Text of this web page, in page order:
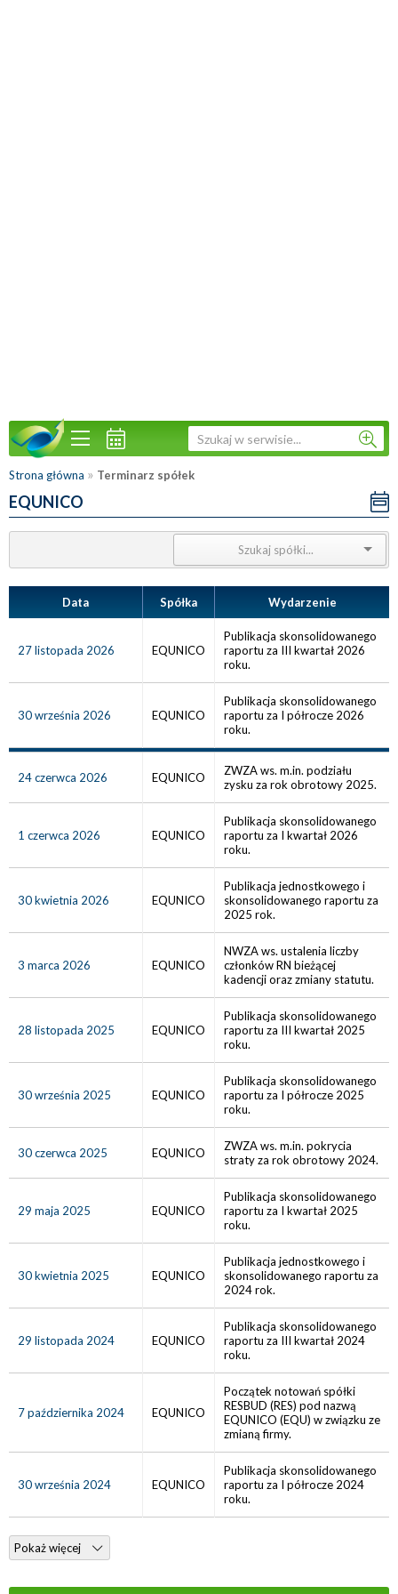
Strona główna » Terminarz spółek
EQUNICO
Data Spółka Wydarzenie
27 listopada 2026 EQUNICO
Publikacja skonsolidowanego
raportu za III kwartał 2026
roku.
30 września 2026 EQUNICO
Publikacja skonsolidowanego
raportu za I półrocze 2026
roku.
24 czerwca 2026 EQUNICO
ZWZA ws. m.in. podziału
zysku za rok obrotowy 2025.
1 czerwca 2026 EQUNICO
Publikacja skonsolidowanego
raportu za I kwartał 2026
roku.
30 kwietnia 2026 EQUNICO
Publikacja jednostkowego i
skonsolidowanego raportu za
2025 rok.
3 marca 2026 EQUNICO
NWZA ws. ustalenia liczby
członków RN bieżącej
kadencji oraz zmiany statutu.
28 listopada 2025 EQUNICO
Publikacja skonsolidowanego
raportu za III kwartał 2025
roku.
30 września 2025 EQUNICO
Publikacja skonsolidowanego
raportu za I półrocze 2025
roku.
30 czerwca 2025 EQUNICO
ZWZA ws. m.in. pokrycia
straty za rok obrotowy 2024.
29 maja 2025 EQUNICO
Publikacja skonsolidowanego
raportu za I kwartał 2025
roku.
30 kwietnia 2025 EQUNICO
Publikacja jednostkowego i
skonsolidowanego raportu za
2024 rok.
29 listopada 2024 EQUNICO
Publikacja skonsolidowanego
raportu za III kwartał 2024
roku.
7 października 2024 EQUNICO
Początek notowań spółki
RESBUD (RES) pod nazwą
EQUNICO (EQU) w związku ze
zmianą firmy.
30 września 2024 EQUNICO
Publikacja skonsolidowanego
raportu za I półrocze 2024
roku.
Pokaż więcej